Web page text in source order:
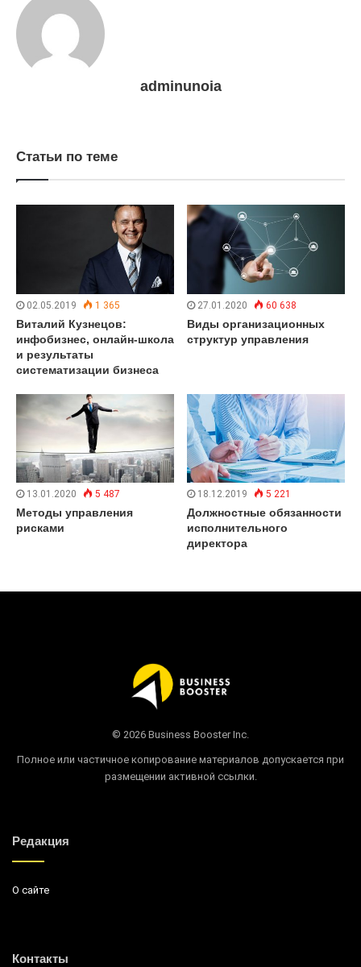
adminunoia
Статьи по теме
02.05.2019 1 365
Виталий Кузнецов:
инфобизнес, онлайн-школа
и результаты
систематизации бизнеса
27.01.2020 60 638
Виды организационных
структур управления
13.01.2020 5 487
Методы управления
рисками
18.12.2019 5 221
Должностные обязанности
исполнительного
директора
© 2026 Business Booster Inc.
Полное или частичное копирование материалов допускается при
размещении активной ссылки.
Редакция
О сайте
Контакты